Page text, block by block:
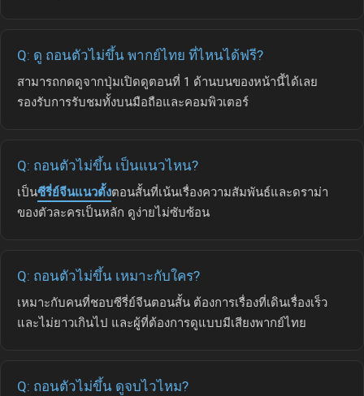
Q: ดู ถอนตัวไม่ขึ้น พากย์ไทย ที่ไหนได้ฟรี?
สามารถกดดูจากปุ่มเปิดดูตอนที่ 1 ด้านบนของหน้านี้ได้เลย
รองรับการรับชมทั้งบนมือถือและคอมพิวเตอร์
Q: ถอนตัวไม่ขึ้น เป็นแนวไหน?
เป็นซีรี่ย์จีนแนวตั้งตอนสั้นที่เน้นเรื่องความสัมพันธ์และดราม่า
ของตัวละครเป็นหลัก ดูง่ายไม่ซับซ้อน
Q: ถอนตัวไม่ขึ้น เหมาะกับใคร?
เหมาะกับคนที่ชอบซีรี่ย์จีนตอนสั้น ต้องการเรื่องที่เดินเรื่องเร็ว
และไม่ยาวเกินไป และผู้ที่ต้องการดูแบบมีเสียงพากย์ไทย
Q: ถอนตัวไม่ขึ้น ดูจบไวไหม?